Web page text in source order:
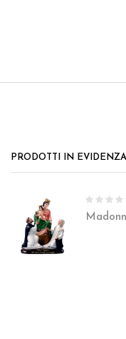
PRODOTTI IN EVIDENZA